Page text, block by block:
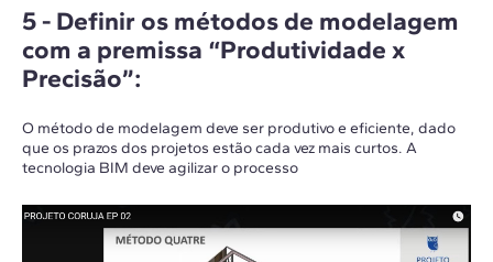
5 - Definir os métodos de modelagem
com a premissa “Produtividade x
Precisão”:
O método de modelagem deve ser produtivo e eficiente, dado
que os prazos dos projetos estão cada vez mais curtos. A
tecnologia BIM deve agilizar o processo